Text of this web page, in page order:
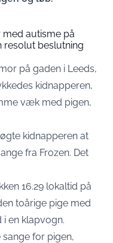
autisme på
resolut beslutning
på gaden i Leeds,
kidnapperen,
væk med pigen,
kidnapperen at
fra Frozen. Det
16.29 lokaltid på
toårige pige med
i en klapvogn.
for pigen,